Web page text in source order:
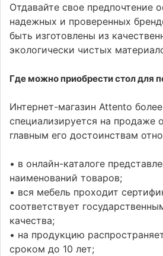
Отдавайте свое предпочтение
надежных и проверенных
быть изготовлены из
экологически чистых
Где можно приобрести стол для
Интернет-магазин Attento
специализируется на продаже
главным его достоинствам
• в онлайн-каталоге
наименований товаров;
• вся мебель проходит
соответствует
качества;
• на продукцию
сроком до 10 лет;